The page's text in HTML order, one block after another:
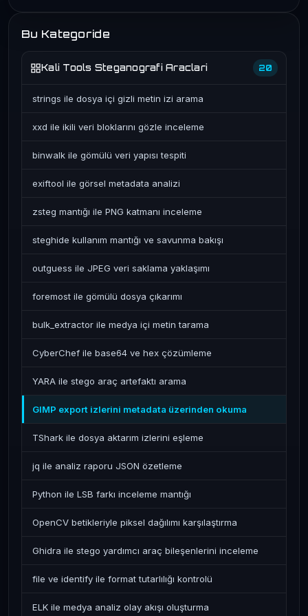
Bu Kategoride
Kali Tools Steganografi Araclari 20
strings ile dosya içi gizli metin izi arama
xxd ile ikili veri bloklarını gözle inceleme
binwalk ile gömülü veri yapısı tespiti
exiftool ile görsel metadata analizi
zsteg mantığı ile PNG katmanı inceleme
steghide kullanım mantığı ve savunma bakışı
outguess ile JPEG veri saklama yaklaşımı
foremost ile gömülü dosya çıkarımı
bulk_extractor ile medya içi metin tarama
CyberChef ile base64 ve hex çözümleme
YARA ile stego araç artefaktı arama
GIMP export izlerini metadata üzerinden okuma
TShark ile dosya aktarım izlerini eşleme
jq ile analiz raporu JSON özetleme
Python ile LSB farkı inceleme mantığı
OpenCV betikleriyle piksel dağılımı karşılaştırma
Ghidra ile stego yardımcı araç bileşenlerini inceleme
file ve identify ile format tutarlılığı kontrolü
ELK ile medya analiz olay akışı oluşturma